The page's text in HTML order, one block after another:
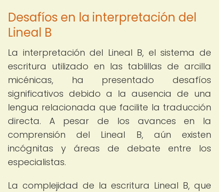
Desafíos en la interpretación del
Lineal B
La interpretación del Lineal B, el sistema de
escritura utilizado en las tablillas de arcilla
micénicas, ha presentado desafíos
significativos debido a la ausencia de una
lengua relacionada que facilite la traducción
directa. A pesar de los avances en la
comprensión del Lineal B, aún existen
incógnitas y áreas de debate entre los
especialistas.
La complejidad de la escritura Lineal B, que